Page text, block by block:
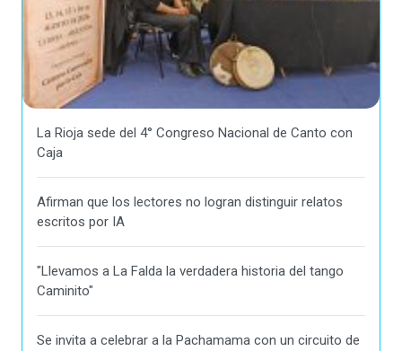
La Rioja sede del 4° Congreso Nacional de Canto con
Caja
Afirman que los lectores no logran distinguir relatos
escritos por IA
"Llevamos a La Falda la verdadera historia del tango
Caminito"
Se invita a celebrar a la Pachamama con un circuito de